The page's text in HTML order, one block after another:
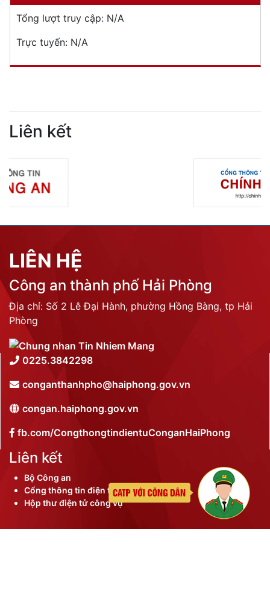
Tổng lượt truy cập: N/A
Trực tuyến: N/A
Liên kết
LIÊN HỆ
Công an thành phố Hải Phòng
Địa chỉ: Số 2 Lê Đại Hành, phường Hồng Bàng, tp Hải
Phòng
0225.3842298
conganthanhpho@haiphong.gov.vn
congan.haiphong.gov.vn
fb.com/CongthongtindientuConganHaiPhong
Liên kết
Bộ Công an
Cổng thông tin điện tử thành phố
Hộp thư điện tử công vụ